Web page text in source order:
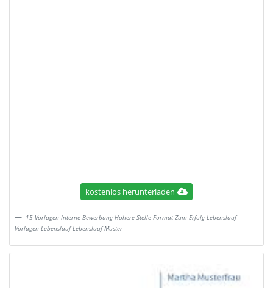
kostenlos herunterladen
15 Vorlagen Interne Bewerbung Hohere Stelle Format Zum Erfolg Lebenslauf
Vorlagen Lebenslauf Lebenslauf Muster